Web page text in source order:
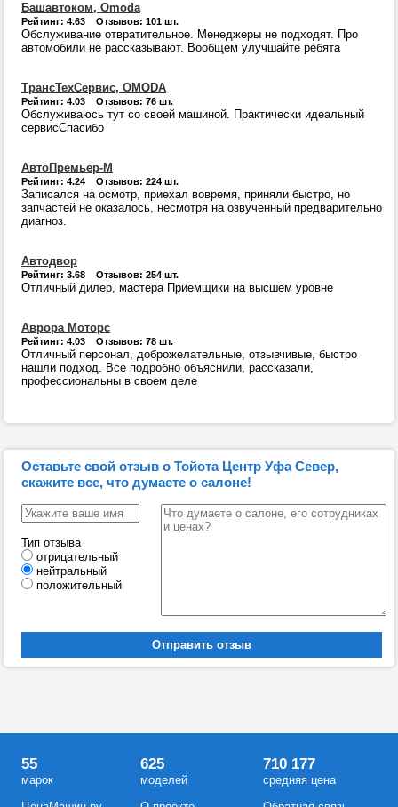
Башавтоком, Omoda
Рейтинг: 4.63 Отзывов: 101 шт.
Обслуживание отвратительное. Менеджеры не подходят. Про
автомобили не рассказывают. Вообщем улучшайте ребята
ТрансТехСервис, OMODA
Рейтинг: 4.03 Отзывов: 76 шт.
Обслуживаюсь тут со своей машиной. Практически идеальный
сервисСпасибо
АвтоПремьер-M
Рейтинг: 4.24 Отзывов: 224 шт.
Записался на осмотр, приехал вовремя, приняли быстро, но
запчастей не оказалось, несмотря на озвученный предварительно
диагноз.
Автодвор
Рейтинг: 3.68 Отзывов: 254 шт.
Отличный дилер, мастера Приемщики на высшем уровне
Аврора Моторс
Рейтинг: 4.03 Отзывов: 78 шт.
Отличный персонал, доброжелательные, отзывчивые, быстро
нашли подход. Все подробно объяснили, рассказали,
профессиональны в своем деле
Оставьте свой отзыв о Тойота Центр Уфа Север,
скажите все, что думаете о салоне!
Тип отзыва
отрицательный
нейтральный
положительный
55
марок
625
моделей
710 177
средняя цена